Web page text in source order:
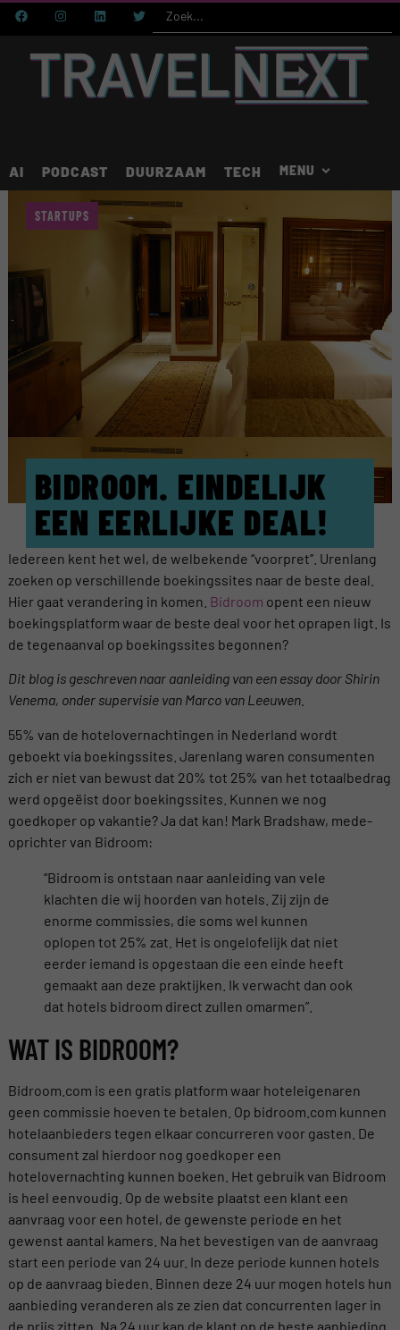
AI PODCAST DUURZAAM TECH
BIDROOM. EINDELIJK
EEN EERLIJKE DEAL!
STARTUPS
Iedereen kent het wel, de welbekende ‘‘voorpret’’. Urenlang
zoeken op verschillende boekingssites naar de beste deal.
Hier gaat verandering in komen. Bidroom opent een nieuw
boekingsplatform waar de beste deal voor het oprapen ligt. Is
de tegenaanval op boekingssites begonnen?
Dit blog is geschreven naar aanleiding van een essay door Shirin
Venema, onder supervisie van Marco van Leeuwen.
55% van de hotelovernachtingen in Nederland wordt
geboekt via boekingssites. Jarenlang waren consumenten
zich er niet van bewust dat 20% tot 25% van het totaalbedrag
werd opgeëist door boekingssites. Kunnen we nog
goedkoper op vakantie? Ja dat kan! Mark Bradshaw, mede-
oprichter van Bidroom:
“Bidroom is ontstaan naar aanleiding van vele
klachten die wij hoorden van hotels. Zij zijn de
enorme commissies, die soms wel kunnen
oplopen tot 25% zat. Het is ongelofelijk dat niet
eerder iemand is opgestaan die een einde heeft
gemaakt aan deze praktijken. Ik verwacht dan ook
dat hotels bidroom direct zullen omarmen”.
WAT IS BIDROOM?
Bidroom.com is een gratis platform waar hoteleigenaren
geen commissie hoeven te betalen. Op bidroom.com kunnen
hotelaanbieders tegen elkaar concurreren voor gasten. De
consument zal hierdoor nog goedkoper een
hotelovernachting kunnen boeken. Het gebruik van Bidroom
is heel eenvoudig. Op de website plaatst een klant een
aanvraag voor een hotel, de gewenste periode en het
gewenst aantal kamers. Na het bevestigen van de aanvraag
start een periode van 24 uur. In deze periode kunnen hotels
op de aanvraag bieden. Binnen deze 24 uur mogen hotels hun
aanbieding veranderen als ze zien dat concurrenten lager in
de prijs zitten. Na 24 uur kan de klant op de beste aanbieding